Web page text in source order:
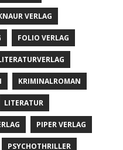
VERLAG
FOLIO VERLAG
KRIMINALROMAN
LITERATUR
PIPER VERLAG
PSYCHOTHRILLER